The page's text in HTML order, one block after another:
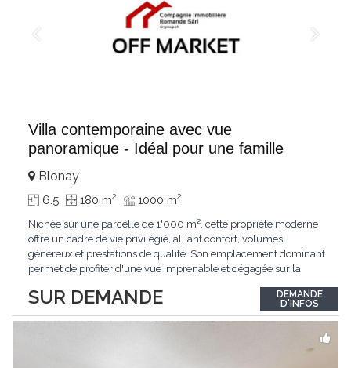
Villa contemporaine avec vue
panoramique - Idéal pour une famille
SUR DEMANDE
Blonay
6.5 180 m2 1000 m2
Nichée sur une parcelle de 1'000 m², cette propriété moderne
offre un cadre de vie privilégié, alliant confort, volumes
généreux et prestations de qualité. Son emplacement dominant
permet de profiter d'une vue imprenable et dégagée sur la
excavé, cette villa propose une surface habitable utile de plus
de 260 m², soigneusement...
DEMANDE
D'INFOS